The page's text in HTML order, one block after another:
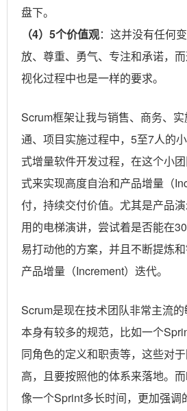
盘下。
（4）5个价值观：这并没有任何
放、尊重、勇气、专注和承诺，
视化过程中也是一样的要求。
Scrum框架让我与销售、商务、
通、项目实施过程中，5至7人的
式增量软件开发过程，在这个小
式来实现高度自治和产品增量（
付，持续交付价值。尤其是产品
用的电梯演讲，尝试着是否能在
易打动他的方案，并且不断提炼
产品增量（Increment）迭代。
Scrum是现在技术团队非常主流
本身有较多的规范，比如一个
同角色的定义和职责等，这些对
高，且要按照他的体系来落地。
像一个Sprint多长时间，更加强调